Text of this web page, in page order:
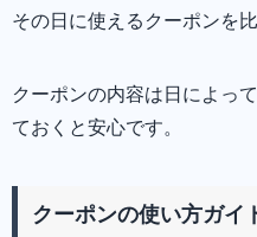
その日に使えるクーポンを
クーポンの内容は日によっ
ておくと安心です。
クーポンの使い方ガイ